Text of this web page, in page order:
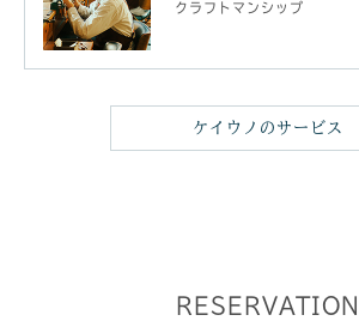
クラフトマンシップ
ケイウノのサービス
RESERVATION